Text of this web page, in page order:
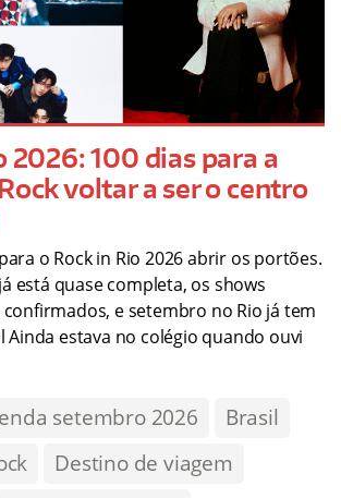
2026: 100 dias para a
voltar a ser o centro
o Rock in Rio 2026 abrir os portões.
está quase completa, os shows
e setembro no Rio já tem
Ainda estava no colégio quando ouvi
setembro 2026
Brasil
Destino de viagem